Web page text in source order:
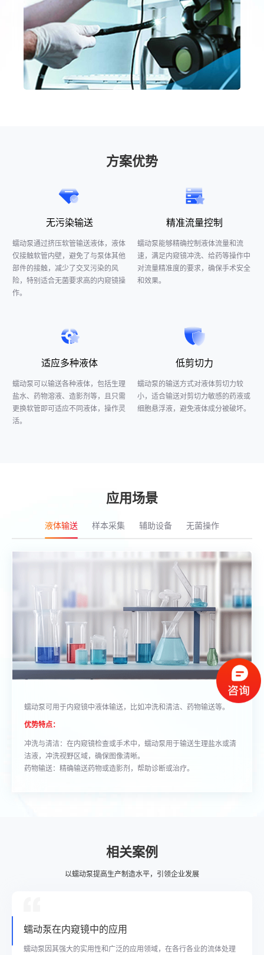
方案优势
无污染输送
蠕动泵通过挤压软管输送液体，液体
仅接触软管内壁，避免了与泵体其他
部件的接触，减少了交叉污染的风
险，特别适合无菌要求高的内窥镜操
作。
精准流量控制
蠕动泵能够精确控制液体流量和流
速，满足内窥镜冲洗、给药等操作中
对流量精准度的要求，确保手术安全
和效果。
适应多种液体
蠕动泵可以输送各种液体，包括生理
盐水、药物溶液、造影剂等，且只需
更换软管即可适应不同液体，操作灵
活。
低剪切力
蠕动泵的输送方式对液体剪切力较
小，适合输送对剪切力敏感的药液或
细胞悬浮液，避免液体成分被破坏。
应用场景
液体输送 样本采集 辅助设备 无菌操作
蠕动泵可用于内窥镜中液体输送，比如冲洗和清洁、药物输送等。
优势特点：
冲洗与清洁：在内窥镜检查或手术中，蠕动泵用于输送生理盐水或清
洁液，冲洗视野区域，确保图像清晰。
药物输送：精确输送药物或造影剂，帮助诊断或治疗。
相关案例
以蠕动泵提高生产制造水平，引领企业发展
蠕动泵在内窥镜中的应用
蠕动泵因其强大的实用性和广泛的应用领域，在各行各业的流体处理